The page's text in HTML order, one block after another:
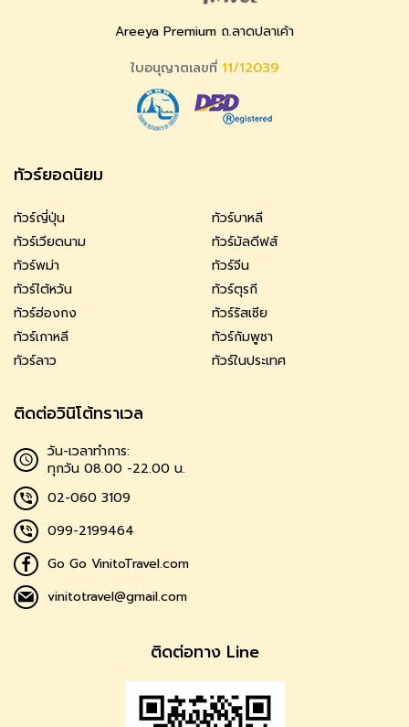
Areeya Premium ถ.ลาดปลาเค้า
ใบอนุญาตเลขที่ 11/12039
ทัวร์ยอดนิยม
ทัวร์ญี่ปุ่น
ทัวร์บาหลี
ทัวร์เวียดนาม
ทัวร์มัลดีฟส์
ทัวร์พม่า
ทัวร์จีน
ทัวร์ไต้หวัน
ทัวร์ตุรกี
ทัวร์ฮ่องกง
ทัวร์รัสเซีย
ทัวร์เกาหลี
ทัวร์กัมพูชา
ทัวร์ลาว
ทัวร์ในประเทศ
ติดต่อวินิโต้ทราเวล
วัน-เวลาทำการ:
ทุกวัน 08.00 -22.00 น.
02-060 3109
099-2199464
Go Go VinitoTravel.com
vinitotravel@gmail.com
ติดต่อทาง Line